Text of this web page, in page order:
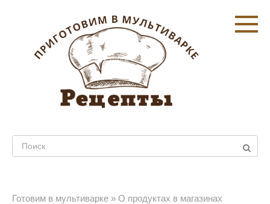
контенту
Поиск:
Готовим в мультиварке » О продуктах в магазинах